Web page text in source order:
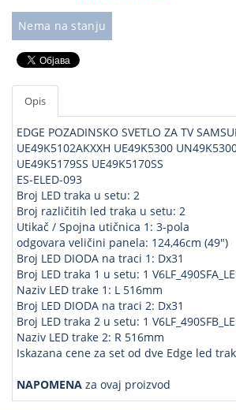
Nema na stanju
Opis
EDGE POZADINSKO SVETLO ZA TV
UE49K5102AKXXH UE49K5300
UE49K5179SS UE49K5170SS
ES-ELED-093
Broj LED traka u setu: 2
Broj različitih led traka u setu: 2
Utikač / Spojna utičnica 1: 3-pola
odgovara veličini panela: 124,46cm (49")
Broj LED DIODA na traci 1: Dx31
Broj LED traka 1 u setu: 1
Naziv LED trake 1: L 516mm
Broj LED DIODA na traci 2: Dx31
Broj LED traka 2 u setu: 1
Naziv LED trake 2: R 516mm
Iskazana cene za set od dve Edge led
NAPOMENA za ovaj proizvod